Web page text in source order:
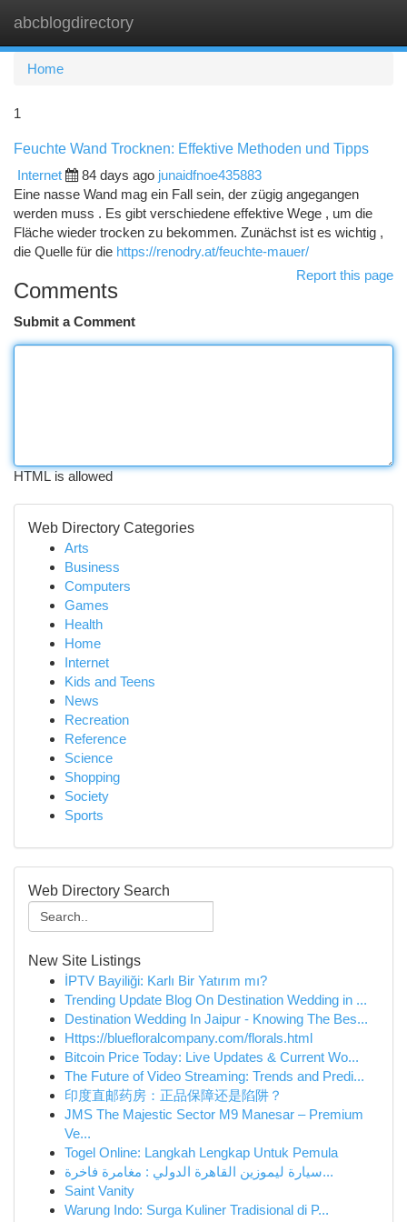
abcblogdirectory
Home
1
Feuchte Wand Trocknen: Effektive Methoden und Tipps
Internet
84 days ago junaidfnoe435883
Eine nasse Wand mag ein Fall sein, der zügig angegangen
werden muss . Es gibt verschiedene effektive Wege , um die
Fläche wieder trocken zu bekommen. Zunächst ist es wichtig ,
die Quelle für die https://renodry.at/feuchte-mauer/
Report this page
Comments
Submit a Comment
HTML is allowed
Web Directory Categories
Arts
Business
Computers
Games
Health
Home
Internet
Kids and Teens
News
Recreation
Reference
Science
Shopping
Society
Sports
Web Directory Search
New Site Listings
İPTV Bayiliği: Karlı Bir Yatırım mı?
Trending Update Blog On Destination Wedding in ...
Destination Wedding In Jaipur - Knowing The Bes...
Https://bluefloralcompany.com/florals.html
Bitcoin Price Today: Live Updates & Current Wo...
The Future of Video Streaming: Trends and Predi...
印度直邮药房：正品保障还是陷阱？
JMS The Majestic Sector M9 Manesar – Premium
Ve...
Togel Online: Langkah Lengkap Untuk Pemula
سيارة ليموزين القاهرة الدولي : مغامرة فاخرة...
Saint Vanity
Warung Indo: Surga Kuliner Tradisional di P...